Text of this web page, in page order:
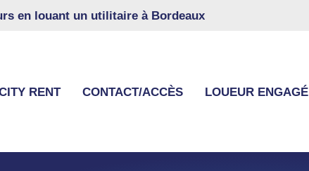
en louant un utilitaire à Bordeaux
RENT CONTACT/ACCÈS LOUEUR ENGAGÉ